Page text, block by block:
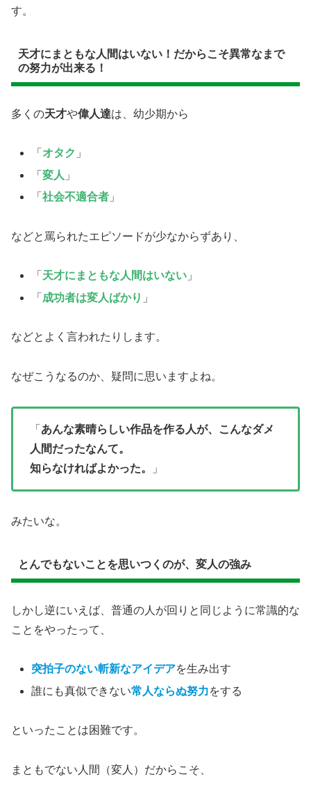
す。
天才にまともな人間はいない！だからこそ異常なまで
の努力が出来る！
多くの天才や偉人達は、幼少期から
「 オタク 」
「変人 」
「社会不適合者 」
などと罵られたエピソードが少なからずあり、
「 天才にまともな人間はいない 」
「 成功者は変人ばかり 」
などとよく言われたりします。
なぜこうなるのか、疑問に思いますよね。
「 あんな素晴らしい作品を作る人が、こんなダメ
人間だったなんて。
知らなければよかった。
」
みたいな。
とんでもないことを思いつくのが、変人の強み
しかし逆にいえば、普通の人が回りと同じように常識的な
ことをやったって、
突拍子のない斬新なアイデアを生み出す
誰にも真似できない常人ならぬ努力をする
といったことは困難です。
まともでない人間（変人）だからこそ、